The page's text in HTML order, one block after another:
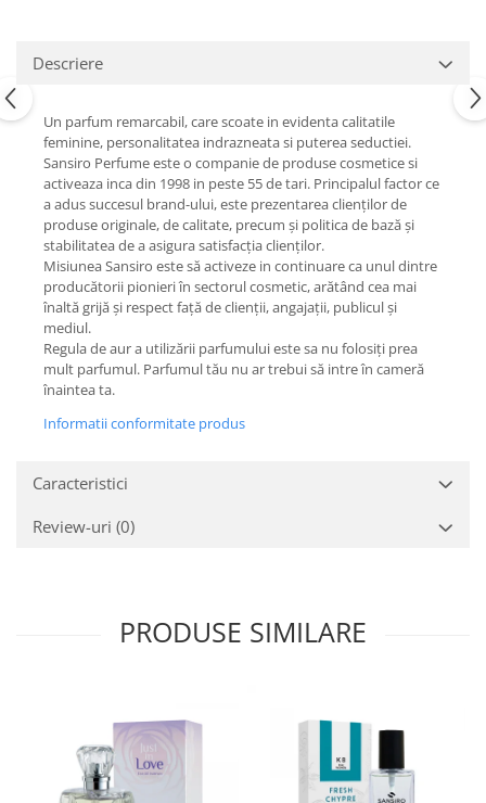
Descriere
Un parfum remarcabil, care scoate in evidenta calitatile
feminine, personalitatea indrazneata si puterea seductiei.
Sansiro Perfume este o companie de produse cosmetice si
activeaza inca din 1998 in peste 55 de tari. Principalul factor ce
a adus succesul brand-ului, este prezentarea clienților de
produse originale, de calitate, precum și politica de bază și
stabilitatea de a asigura satisfacția clienților.
Misiunea Sansiro este să activeze in continuare ca unul dintre
producătorii pionieri în sectorul cosmetic, arătând cea mai
înaltă grijă și respect față de clienții, angajații, publicul și
mediul.
Regula de aur a utilizării parfumului este sa nu folosiți prea
mult parfumul. Parfumul tău nu ar trebui să intre în cameră
înaintea ta.
Informatii conformitate produs
Caracteristici
Review-uri (0)
PRODUSE SIMILARE